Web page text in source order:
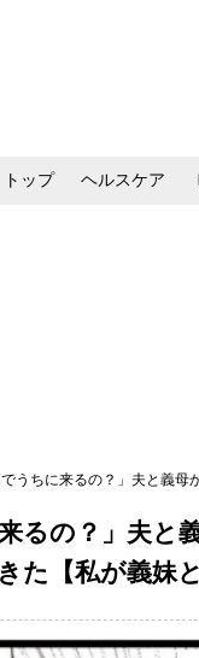
トップ ヘルスケア
でうちに来るの？」夫と義母
るの？」夫と
た【私が義妹